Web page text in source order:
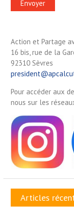
Action et Partage
16 bis, rue de la
92310 Sèvres
Pour accéder aux
nous sur les
Articles